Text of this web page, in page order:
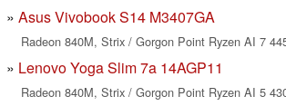
Asus Vivobook S14 M3407GA
Radeon 840M, Strix / Gorgon Point Ryzen AI 7
Lenovo Yoga Slim 7a 14AGP11
Radeon 840M, Strix / Gorgon Point Ryzen AI 5